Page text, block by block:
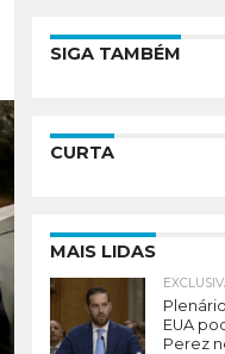
SIGA TAMBÉM
CURTA
MAIS LIDAS
EUA
Perez